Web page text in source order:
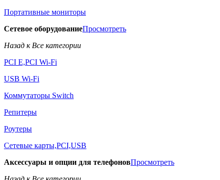
Портативные мониторы
Сетевое оборудованиеПросмотреть
Назад к Все категории
PCI E,PCI Wi-Fi
USB Wi-Fi
Коммутаторы Switch
Репитеры
Роутеры
Сетевые карты,PCI,USB
Аксессуары и опции для телефоновПросмотреть